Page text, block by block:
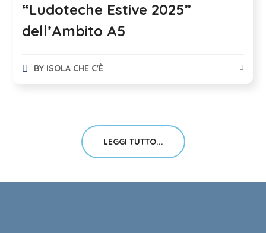
“Ludoteche Estive 2025”
dell’Ambito A5
BY ISOLA CHE C'È
LEGGI TUTTO...